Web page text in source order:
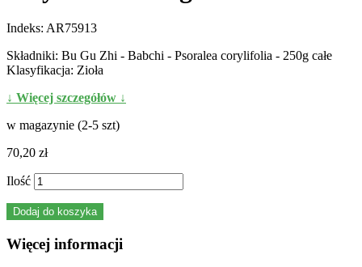
Indeks: AR75913
Składniki: Bu Gu Zhi - Babchi - Psoralea corylifolia - 250g całe
Klasyfikacja: Zioła
↓ Więcej szczegółów ↓
w magazynie (2-5 szt)
70,20 zł
Ilość
Dodaj do koszyka
Więcej informacji